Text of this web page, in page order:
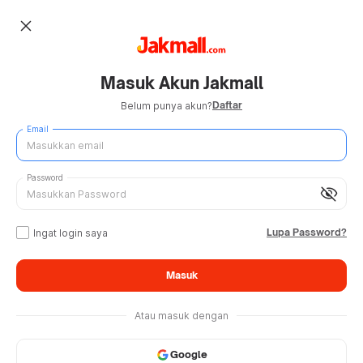
close
Masuk Akun Jakmall
Belum punya akun?Daftar
Email
visibility_off
Password
Ingat login saya Lupa Password?
Masuk
Atau masuk dengan
Google